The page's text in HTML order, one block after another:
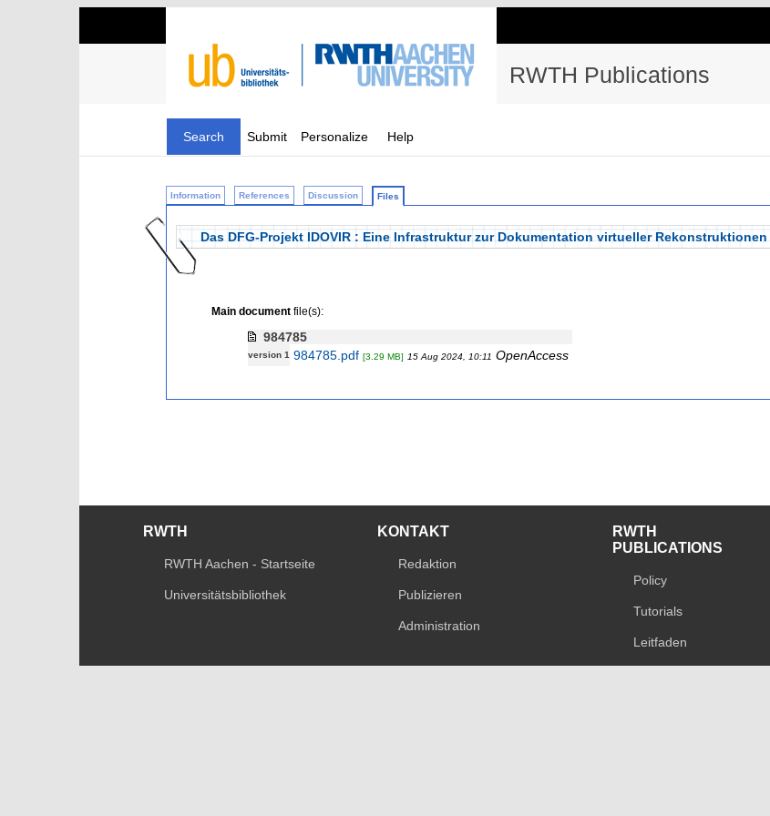
RWTH Publications
Search Submit Personalize Help
Information References Discussion Files
Das DFG-Projekt IDOVIR : Eine Infrastruktur zur Dokumentation virtueller Rekonstruktionen
Main documentfile(s):
984785
version 1 984785.pdf [3.29 MB] 15 Aug 2024, 10:11 OpenAccess
RWTH
RWTH Aachen - Startseite
Universitätsbibliothek
KONTAKT
Redaktion
Publizieren
Administration
RWTH
PUBLICATIONS
Policy
Tutorials
Leitfaden